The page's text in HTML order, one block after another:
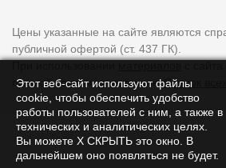
Цены указанные на сайте являются
публичной офертой (ст. 437 ГК).
прямой ссылки на источник.Список
Этот веб-сайт используют файлы
cookie, чтобы обеспечить удобство
работы пользователей с ним, а также в
технических и аналитических целях.
Вы можете Х СКРЫТЬ это окно. В
дальнейшем оно появляться не будет.